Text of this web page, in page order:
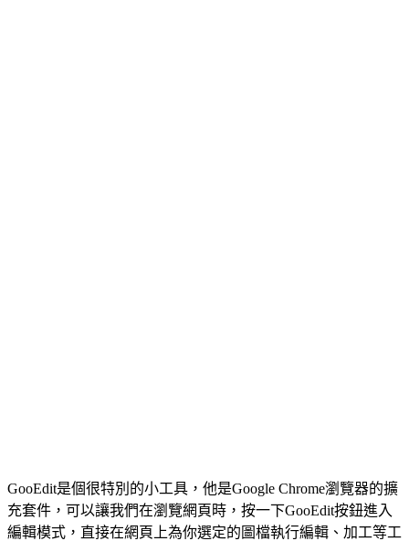
GooEdit是個很特別的小工具，他是Google Chrome瀏覽器的擴
充套件，可以讓我們在瀏覽網頁時，按一下GooEdit按鈕進入
編輯模式，直接在網頁上為你選定的圖檔執行編輯、加工等工